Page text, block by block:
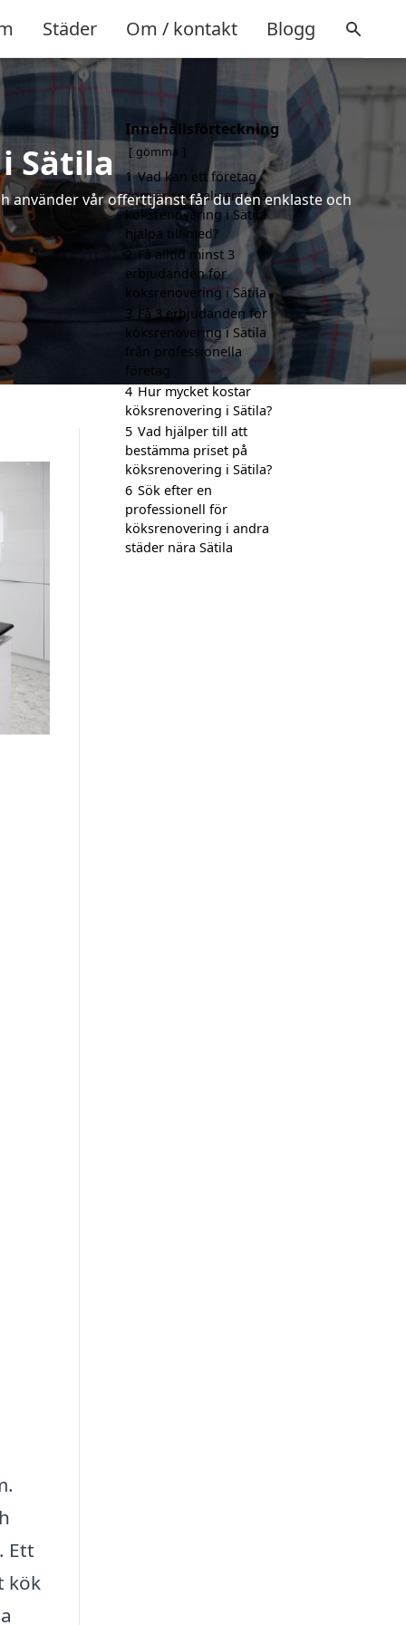
Städer Om / kontakt Blogg
Sätila
använder vår offerttjänst får du den enklaste och
Ett
kök
Innehållsförteckning
gömma
1 Vad kan ett företag
som är specialiserat på
köksrenovering i Sätila
hjälpa till med?
2 Få alltid minst 3
erbjudanden för
köksrenovering i Sätila
3 Få 3 erbjudanden för
köksrenovering i Sätila
från professionella
företag
4 Hur mycket kostar
köksrenovering i Sätila?
5 Vad hjälper till att
bestämma priset på
köksrenovering i Sätila?
6 Sök efter en
professionell för
köksrenovering i andra
städer nära Sätila